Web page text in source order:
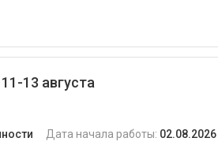
13 августа
Дата начала работы: 02.08.2026